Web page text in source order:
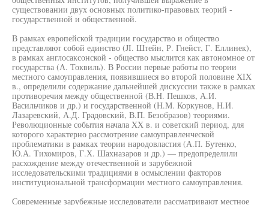
существовании двух основных политико-правовых теорий -
государственной и общественной.
В рамках европейской традиции государство и общество
представляют собой единство (JI. Штейн, Р. Гнейст, Г. Еллинек),
в рамках англосаксонской - общество мыслится как автономное от
государства (А. Токвиль). В России первые работы по теории
местного самоуправления, появившиеся во второй половине XIX
в., определили содержание дальнейшей дискуссии также в рамках
противоречия между общественной (В.Н. Пешков, А.И.
Васильчиков и др.) и государственной (Н.М. Коркунов, Н.И.
Лазаревский, А.Д. Градовский, В.П. Безобразов) теориями.
Революционные события начала XX в. и советский период, для
которого характерно рассмотрение самоуправленческой
проблематики в рамках теории народовластия (А.П. Бутенко,
Ю.А. Тихомиров, Г.Х. Шахназаров и др.) — предопределили
расхождение между отечественной и зарубежной
исследовательскими традициями в осмыслении факторов
институциональной трансформации местного самоуправления.
Современные зарубежные исследователи рассматривают местное